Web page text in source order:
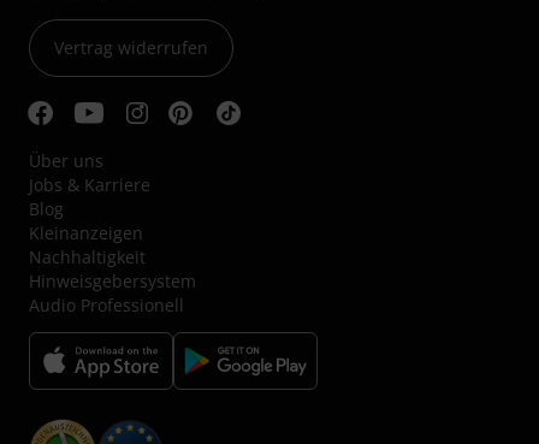
Vertrag widerrufen
Über uns
Jobs & Karriere
Blog
Kleinanzeigen
Nachhaltigkeit
Hinweisgebersystem
Audio Professionell